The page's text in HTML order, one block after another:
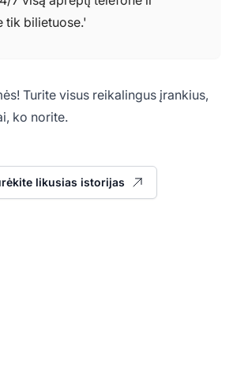
tik bilietuose.'
Turite visus reikalingus įrankius,
ko norite.
likusias istorijas